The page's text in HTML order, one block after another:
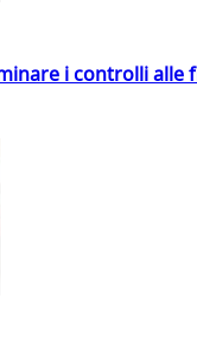
i controlli